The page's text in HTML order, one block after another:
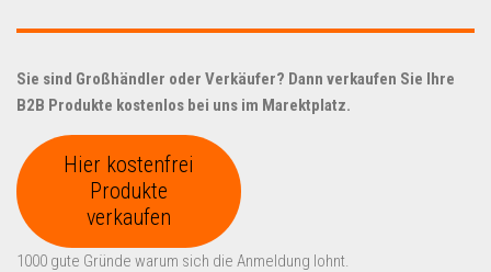
Sie sind Großhändler oder Verkäufer? Dann verkaufen Sie Ihre
B2B Produkte kostenlos bei uns im Marektplatz.
Hier kostenfrei
Produkte
verkaufen
1000 gute Gründe warum sich die Anmeldung lohnt.